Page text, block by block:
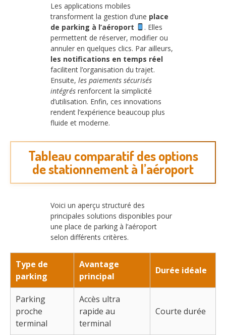
Les applications mobiles
transforment la gestion d’une place
de parking à l’aéroport
. Elles
permettent de réserver, modifier ou
annuler en quelques clics. Par ailleurs,
les notifications en temps réel
facilitent l’organisation du trajet.
Ensuite, les paiements sécurisés
intégrés renforcent la simplicité
d’utilisation. Enfin, ces innovations
rendent l’expérience beaucoup plus
fluide et moderne.
Tableau comparatif des options
de stationnement à l’aéroport
Voici un aperçu structuré des
principales solutions disponibles pour
une place de parking à l’aéroport
selon différents critères.
Type de
parking
Avantage
principal
Durée idéale
Parking
proche
terminal
Accès ultra
rapide au
terminal
Courte durée